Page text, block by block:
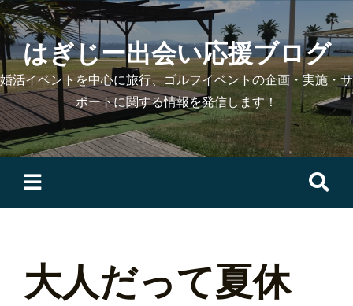
Skip
to
contentはぎじー出会い応援ブログ
婚活イベントを中心に旅行、ゴルフイベントの企画・実施・サ
ポートに関する情報を発信します！
大人だって夏休